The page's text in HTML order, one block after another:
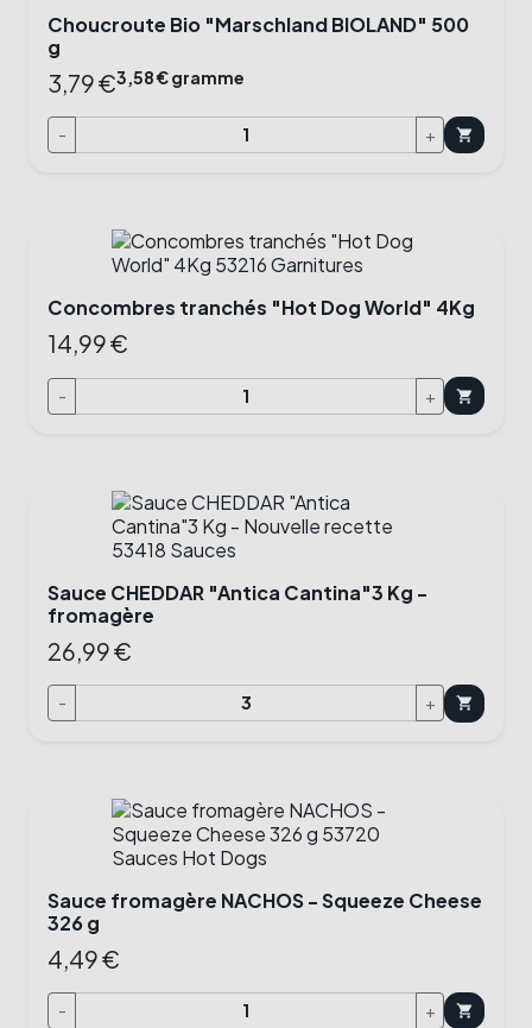
Choucroute Bio "Marschland BIOLAND" 500
g
3,79 €3,58 € gramme
- + shopping_cart
Concombres tranchés "Hot Dog World" 4Kg
14,99 €
- + shopping_cart
Sauce CHEDDAR "Antica Cantina"3 Kg -
fromagère
26,99 €
- + shopping_cart
Sauce fromagère NACHOS - Squeeze Cheese
326 g
4,49 €
- + shopping_cart